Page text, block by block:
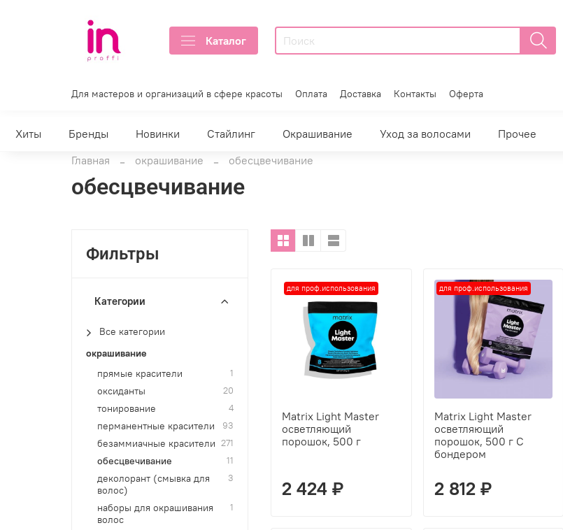
Каталог
Для мастеров и организаций в сфере красоты Оплата Доставка Контакты Оферта
Хиты Бренды Новинки Стайлинг Окрашивание Уход за волосами Прочее
Главная
окрашивание обесцвечивание
обесцвечивание
для проф.использования
Matrix Light Master
осветляющий
порошок, 500 г
2 424 ₽
для проф.использования
Matrix Light Master
осветляющий
порошок, 500 г С
бондером
2 812 ₽
Фильтры
Категории
Все категории
окрашивание
прямые красители
1
оксиданты 20
тонирование 4
перманентные красители 93
безаммиачные красители 271
обесцвечивание 11
деколорант (смывка для
волос)
3
наборы для окрашивания
волос
1